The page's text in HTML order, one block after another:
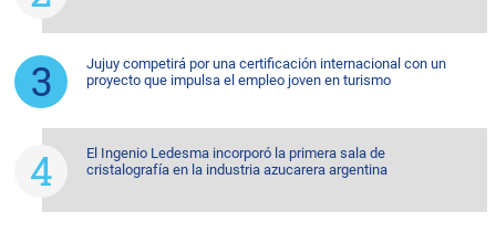
Jujuy competirá por una certificación internacional con un
proyecto que impulsa el empleo joven en turismo
El Ingenio Ledesma incorporó la primera sala de
cristalografía en la industria azucarera argentina